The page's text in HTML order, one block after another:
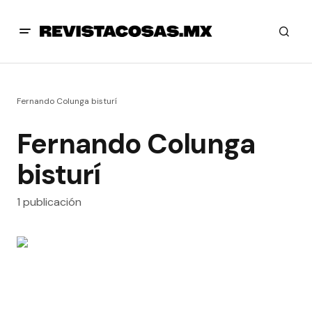
Fernando Colunga bisturí
Fernando Colunga
bisturí
1 publicación